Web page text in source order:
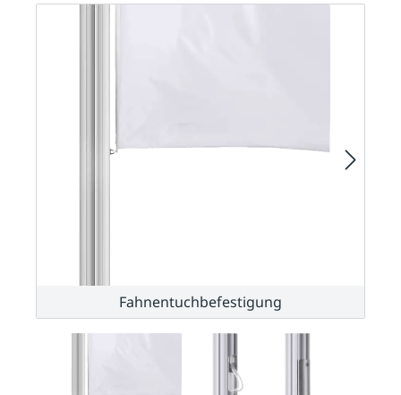
Fahnentuchbefestigung